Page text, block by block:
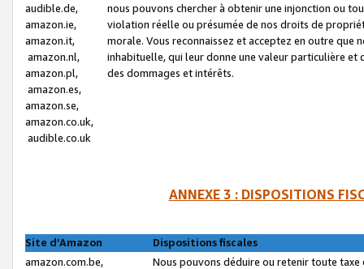
audible.de,
amazon.ie,
amazon.it,
amazon.nl,
amazon.pl,
amazon.es,
amazon.se,
amazon.co.uk,
audible.co.uk
nous pouvons chercher à obtenir une injonction ou
violation réelle ou présumée de nos droits de
morale. Vous reconnaissez et acceptez en outre que
inhabituelle, qui leur donne une valeur particulière
des dommages et intérêts.
ANNEXE 3 : DISPOSITIONS
Site d’Amazon
Dispositions fiscales
amazon.com.be,
Nous pouvons déduire ou retenir toute